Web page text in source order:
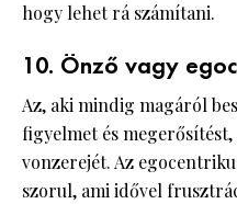
hogy lehet rá számítani.
10. Önző vagy
Az, aki mindig magáról
figyelmet és
vonzerejét. Az
szorul, ami idővel